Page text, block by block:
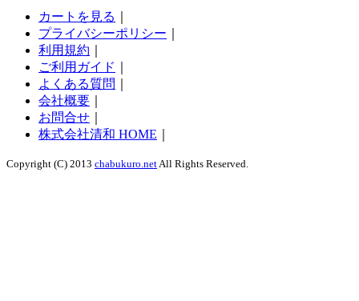
カートを見る
プライバシーポリシー
利用規約
ご利用ガイド
よくある質問
会社概要
お問合せ
株式会社清和 HOME
Copyright (C) 2013 chabukuro.netAll Rights Reserved.